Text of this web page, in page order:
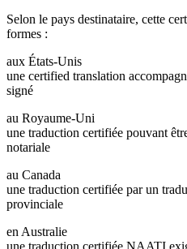
Selon le pays destinataire, cette
formes :
aux États-Unis
une certified translation
signé
au Royaume-Uni
une traduction certifiée pouvant
notariale
au Canada
une traduction certifiée par un
provinciale
en Australie